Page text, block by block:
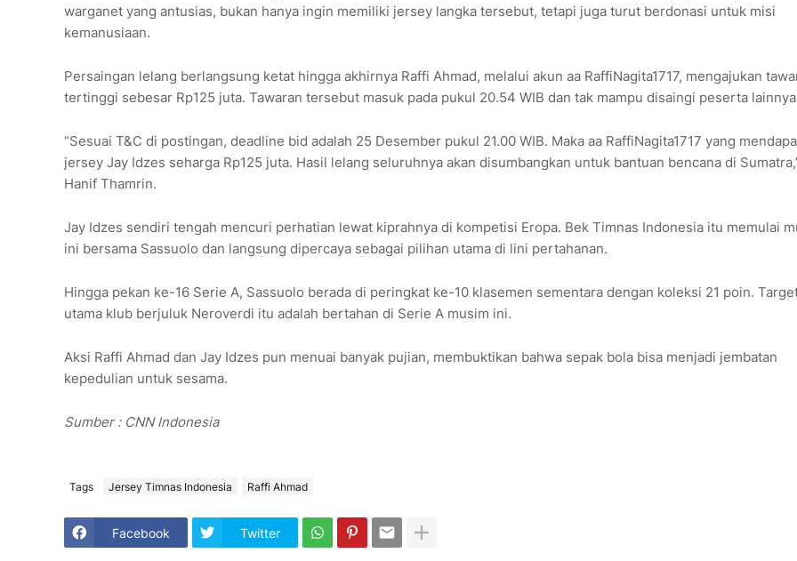
warganet yang antusias, bukan hanya ingin memiliki jersey langka tersebut, tetapi juga turut berdonasi untuk misi
kemanusiaan.
Persaingan lelang berlangsung ketat hingga akhirnya Raffi Ahmad, melalui akun aa RaffiNagita1717, mengajukan
tertinggi sebesar Rp125 juta. Tawaran tersebut masuk pada pukul 20.54 WIB dan tak mampu disaingi peserta
“Sesuai T&C di postingan, deadline bid adalah 25 Desember pukul 21.00 WIB. Maka aa RaffiNagita1717 yang
jersey Jay Idzes seharga Rp125 juta. Hasil lelang seluruhnya akan disumbangkan untuk bantuan bencana di
Hanif Thamrin.
Jay Idzes sendiri tengah mencuri perhatian lewat kiprahnya di kompetisi Eropa. Bek Timnas Indonesia itu memulai
ini bersama Sassuolo dan langsung dipercaya sebagai pilihan utama di lini pertahanan.
Hingga pekan ke-16 Serie A, Sassuolo berada di peringkat ke-10 klasemen sementara dengan koleksi 21 poin.
utama klub berjuluk Neroverdi itu adalah bertahan di Serie A musim ini.
Aksi Raffi Ahmad dan Jay Idzes pun menuai banyak pujian, membuktikan bahwa sepak bola bisa menjadi jembatan
kepedulian untuk sesama.
Sumber : CNN Indonesia
Tags Jersey Timnas Indonesia Raffi Ahmad
Facebook Twitter